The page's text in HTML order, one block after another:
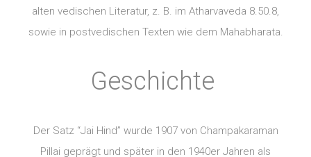
alten vedischen Literatur, z. B. im Atharvaveda 8.50.8,
sowie in postvedischen Texten wie dem Mahabharata.
Geschichte
Der Satz “Jai Hind” wurde 1907 von Champakaraman
Pillai geprägt und später in den 1940er Jahren als